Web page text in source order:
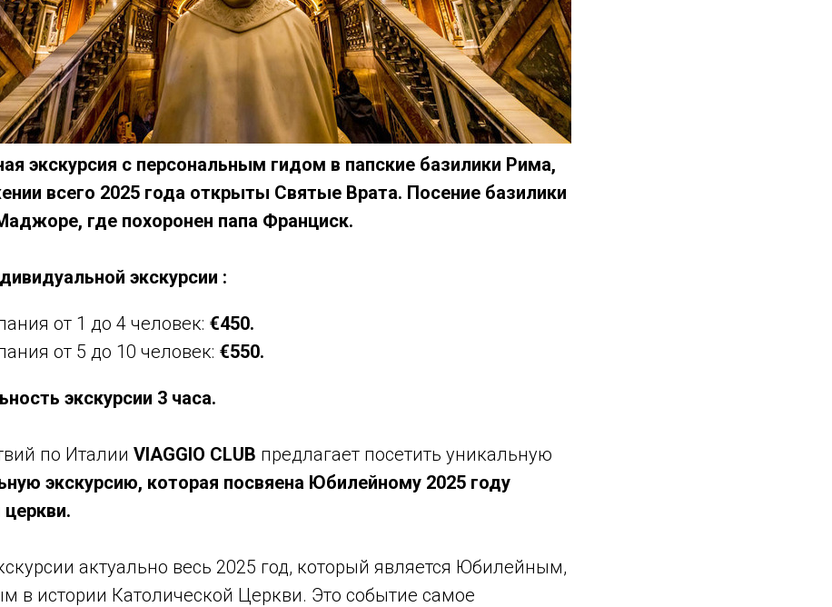
экскурсия с персональным гидом в папские базилики Рима,
всего 2025 года открыты Святые Врата. Посение базилики
где похоронен папа Франциск.
экскурсии :
от 1 до 4 человек: €450.
от 5 до 10 человек: €550.
экскурсии 3 часа.
по Италии VIAGGIO CLUB предлагает посетить уникальную
экскурсию, которая посвяена Юбилейному 2025 году
актуально весь 2025 год, который является Юбилейным,
в истории Католической Церкви. Это событие самое